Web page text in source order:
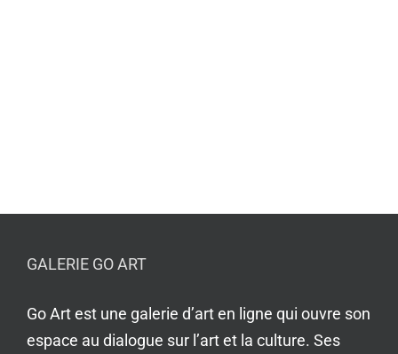
GALERIE GO ART
Go Art est une galerie d’art en ligne qui ouvre son
espace au dialogue sur l’art et la culture. Ses